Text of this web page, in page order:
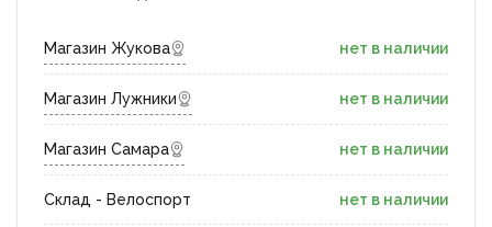
Магазин Жукова нет в наличии
Магазин Лужники нет в наличии
Магазин Самара нет в наличии
Склад - Велоспорт нет в наличии